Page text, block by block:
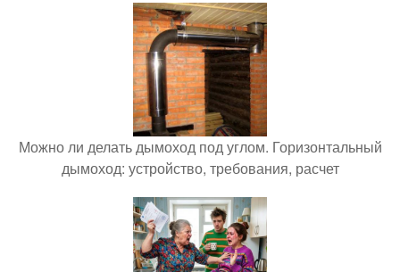
Можно ли делать дымоход под углом. Горизонтальный
дымоход: устройство, требования, расчет